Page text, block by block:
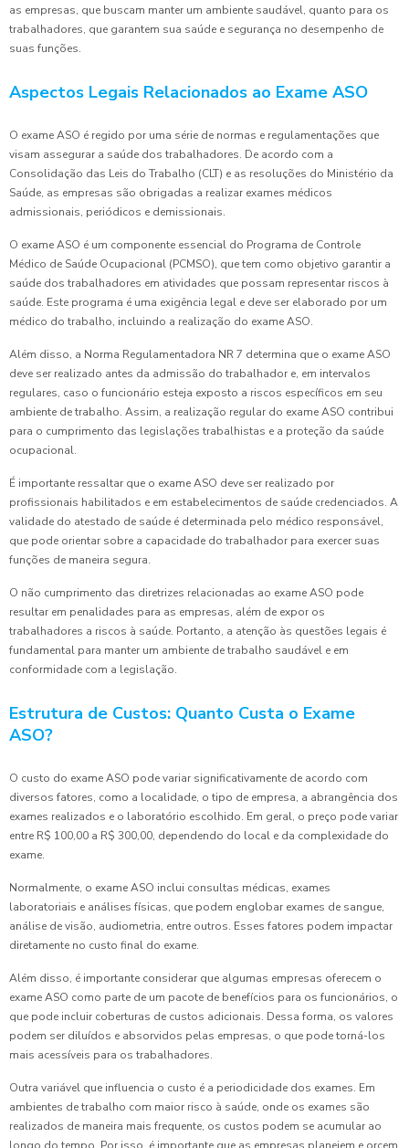
as empresas, que buscam manter um ambiente saudável, quanto para os
trabalhadores, que garantem sua saúde e segurança no desempenho de
suas funções.
Aspectos Legais Relacionados ao Exame ASO
O exame ASO é regido por uma série de normas e regulamentações que
visam assegurar a saúde dos trabalhadores. De acordo com a
Consolidação das Leis do Trabalho (CLT) e as resoluções do Ministério da
Saúde, as empresas são obrigadas a realizar exames médicos
admissionais, periódicos e demissionais.
O exame ASO é um componente essencial do Programa de Controle
Médico de Saúde Ocupacional (PCMSO), que tem como objetivo garantir a
saúde dos trabalhadores em atividades que possam representar riscos à
saúde. Este programa é uma exigência legal e deve ser elaborado por um
médico do trabalho, incluindo a realização do exame ASO.
Além disso, a Norma Regulamentadora NR 7 determina que o exame ASO
deve ser realizado antes da admissão do trabalhador e, em intervalos
regulares, caso o funcionário esteja exposto a riscos específicos em seu
ambiente de trabalho. Assim, a realização regular do exame ASO contribui
para o cumprimento das legislações trabalhistas e a proteção da saúde
ocupacional.
É importante ressaltar que o exame ASO deve ser realizado por
profissionais habilitados e em estabelecimentos de saúde credenciados. A
validade do atestado de saúde é determinada pelo médico responsável,
que pode orientar sobre a capacidade do trabalhador para exercer suas
funções de maneira segura.
O não cumprimento das diretrizes relacionadas ao exame ASO pode
resultar em penalidades para as empresas, além de expor os
trabalhadores a riscos à saúde. Portanto, a atenção às questões legais é
fundamental para manter um ambiente de trabalho saudável e em
conformidade com a legislação.
Estrutura de Custos: Quanto Custa o Exame
ASO?
O custo do exame ASO pode variar significativamente de acordo com
diversos fatores, como a localidade, o tipo de empresa, a abrangência dos
exames realizados e o laboratório escolhido. Em geral, o preço pode variar
entre R$ 100,00 a R$ 300,00, dependendo do local e da complexidade do
exame.
Normalmente, o exame ASO inclui consultas médicas, exames
laboratoriais e análises físicas, que podem englobar exames de sangue,
análise de visão, audiometria, entre outros. Esses fatores podem impactar
diretamente no custo final do exame.
Além disso, é importante considerar que algumas empresas oferecem o
exame ASO como parte de um pacote de benefícios para os funcionários, o
que pode incluir coberturas de custos adicionais. Dessa forma, os valores
podem ser diluídos e absorvidos pelas empresas, o que pode torná-los
mais acessíveis para os trabalhadores.
Outra variável que influencia o custo é a periodicidade dos exames. Em
ambientes de trabalho com maior risco à saúde, onde os exames são
realizados de maneira mais frequente, os custos podem se acumular ao